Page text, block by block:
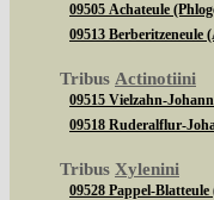
09505 Achateule
09513 Berberitzeneule
Tribus Actinotiini
09515 Vielzahn-
09518 Ruderalflur-
Tribus Xylenini
09528 Pappel-